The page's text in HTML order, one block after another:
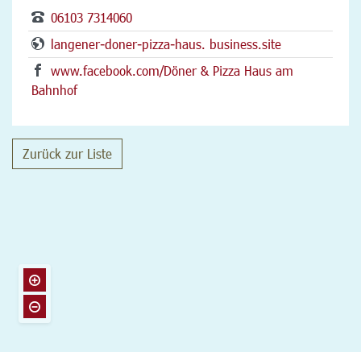
06103 7314060
langener-doner-pizza-haus. business.site
www.facebook.com/Döner & Pizza Haus am
Bahnhof
Zurück zur Liste